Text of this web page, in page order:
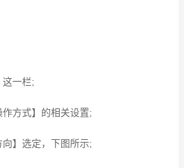
这一栏;
方式】的相关设置;
】选定，下图所示;